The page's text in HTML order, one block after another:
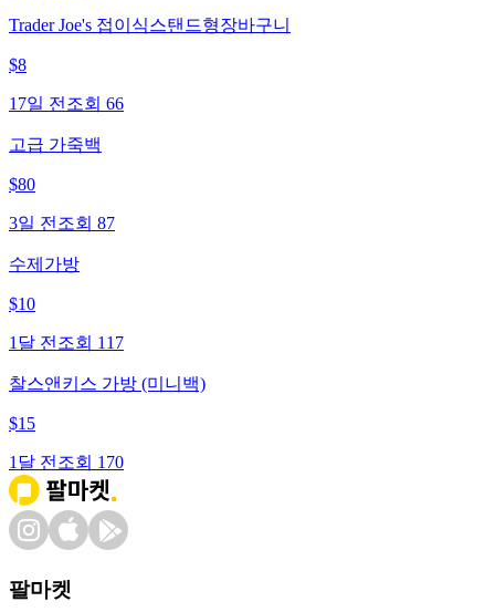
Trader Joe's 접이식스탠드형장바구니
$8
17일 전 조회 66
고급 가죽백
$80
3일 전 조회 87
수제가방
$10
1달 전 조회 117
찰스앤키스 가방 (미니백)
$15
1달 전 조회 170
팔마켓